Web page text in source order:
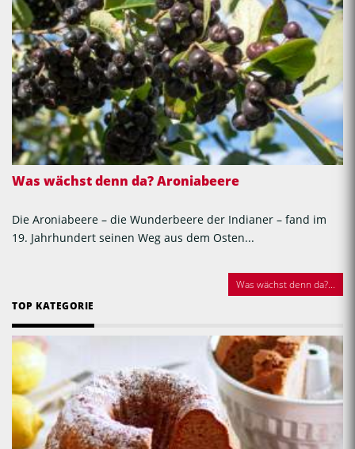
Was wächst denn da? Aroniabeere
Die Aroniabeere – die Wunderbeere der Indianer – fand im
19. Jahrhundert seinen Weg aus dem Osten...
Was wächst denn da?...
TOP KATEGORIE